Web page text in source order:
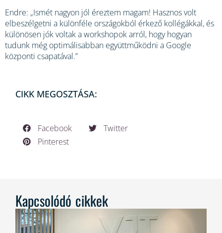
Endre: „Ismét nagyon jól éreztem magam! Hasznos volt
elbeszélgetni a különféle országokból érkező kollégákkal, és
különösen jók voltak a workshopok arról, hogy hogyan
tudunk még optimálisabban együttműködni a Google
központi csapatával.”
CIKK MEGOSZTÁSA:
Facebook
Twitter
Pinterest
Kapcsolódó cikkek